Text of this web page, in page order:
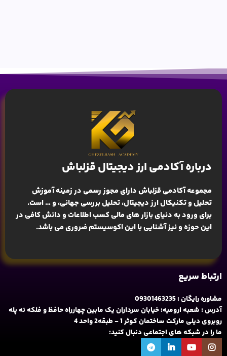
درباره آکادمی ارز دیجیتال قزلباش
مجموعه آکادمی قزلباش دارای مجوز رسمی در زمینهآموزش
تحلیل و تکنیکال ارز دیجیتال، تحلیل بررسی جهانی، و … است.
برای ورود به دنیای بازار های مالی کسب اطلاعات و دانش کافی در
این حوزه و نیز آشنایی با این اکوسیستم ضروری می باشد.
ارتباط سریع
مشاوره رایگان : 09301463235
آدرس : شعبه ارومیه: خیابان سرداران یک مابین چهارراه حافظ و فلکه نه پله
روبروی دیلی مارکت ساختمان کوثر 1 - طبقه2 واحد 4
ما را در شبکه های اجتماعی دنبال کنید: